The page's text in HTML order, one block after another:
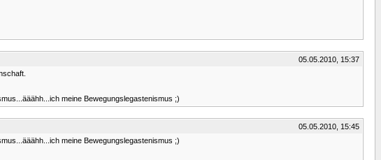
05.05.2010, 15:37
meine Bewegungslegastenismus ;)
05.05.2010, 15:45
meine Bewegungslegastenismus ;)